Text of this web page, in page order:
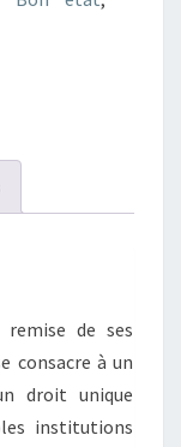
remise de ses
consacre à un
droit unique
institutions